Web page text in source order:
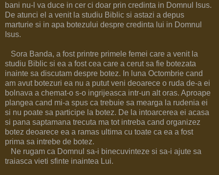
bani nu-l va duce in cer ci doar prin credinta in Domnul Isus.
De atunci el a venit la studiu Biblic si astazi a depus
marturie si in apa botezului despre credinta lui in Domnul
Isus.
Sora Banda, a fost printre primele femei care a venit la
studiu Biblic si ea a fost cea care a cerut sa fie botezata
inainte sa discutam despre botez. In luna Octombrie cand
am avut botezuri ea nu a putut veni deoarece o ruda de-a ei
bolnava a chemat-o s-o ingrijeasca intr-un alt oras. Aproape
plangea cand mi-a spus ca trebuie sa mearga la rudenia ei
si nu poate sa participe la botez. De la intoarcerea ei acasa
si pana saptamana trecuta ma tot intreba cand organizez
botez deoarece ea a ramas ultima cu toate ca ea a fost
prima sa intrebe de botez.
Ne rugam ca Domnul sa-i binecuvinteze si sa-i ajute sa
traiasca vieti sfinte inaintea Lui.